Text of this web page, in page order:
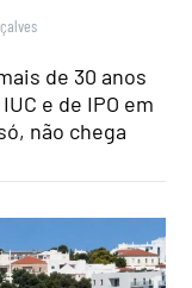
de 30 anos
e de IPO em
não chega